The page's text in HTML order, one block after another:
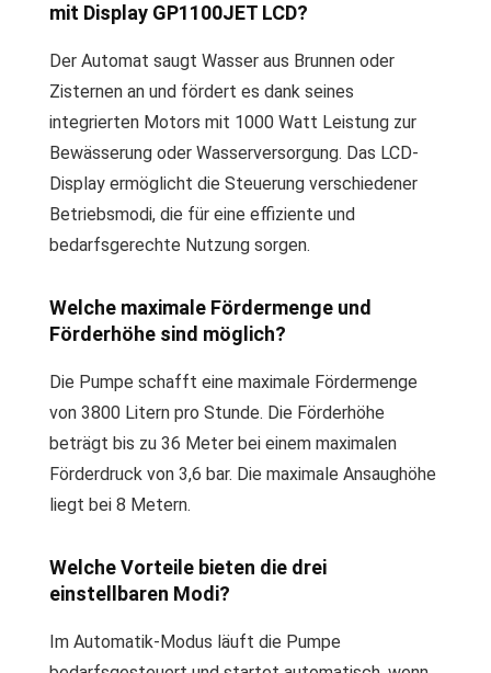
mit Display GP1100JET LCD?
Der Automat saugt Wasser aus Brunnen oder
Zisternen an und fördert es dank seines
integrierten Motors mit 1000 Watt Leistung zur
Bewässerung oder Wasserversorgung. Das LCD-
Display ermöglicht die Steuerung verschiedener
Betriebsmodi, die für eine effiziente und
bedarfsgerechte Nutzung sorgen.
Welche maximale Fördermenge und
Förderhöhe sind möglich?
Die Pumpe schafft eine maximale Fördermenge
von 3800 Litern pro Stunde. Die Förderhöhe
beträgt bis zu 36 Meter bei einem maximalen
Förderdruck von 3,6 bar. Die maximale Ansaughöhe
liegt bei 8 Metern.
Welche Vorteile bieten die drei
einstellbaren Modi?
Im Automatik-Modus läuft die Pumpe